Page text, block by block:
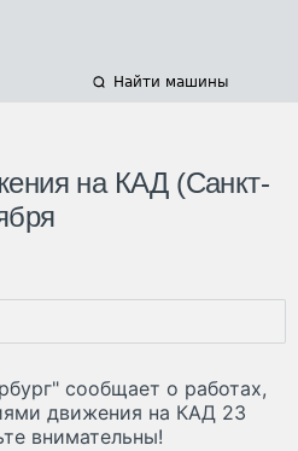
Найти машины
на КАД (Санкт-
сообщает о работах,
движения на КАД 23
внимательны!